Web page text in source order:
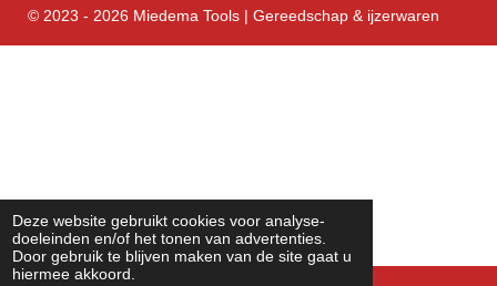
Deze website gebruikt cookies voor analyse-
doeleinden en/of het tonen van advertenties.
Door gebruik te blijven maken van de site gaat u
hiermee akkoord.
© 2023 - 2026 Miedema Tools | Gereedschap & ijzerwaren